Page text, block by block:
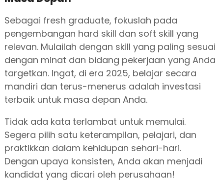
Sebagai fresh graduate, fokuslah pada
pengembangan hard skill dan soft skill yang
relevan. Mulailah dengan skill yang paling sesuai
dengan minat dan bidang pekerjaan yang Anda
targetkan. Ingat, di era 2025, belajar secara
mandiri dan terus-menerus adalah investasi
terbaik untuk masa depan Anda.
Tidak ada kata terlambat untuk memulai.
Segera pilih satu keterampilan, pelajari, dan
praktikkan dalam kehidupan sehari-hari.
Dengan upaya konsisten, Anda akan menjadi
kandidat yang dicari oleh perusahaan!